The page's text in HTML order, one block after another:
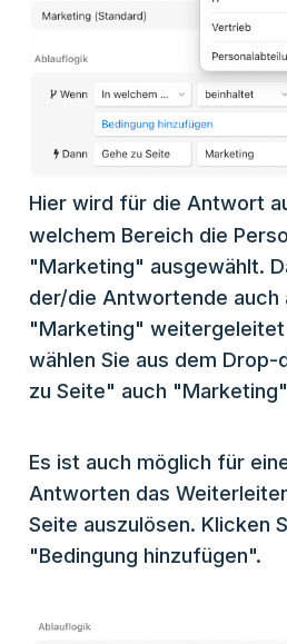
Hier wird für die Antwort
welchem Bereich die
"Marketing" ausgewählt.
der/die Antwortende auch
"Marketing"
wählen Sie aus dem Drop-
zu Seite" auch
Es ist auch möglich für
Antworten das
Seite auszulösen. Klicken
"Bedingung hinzufügen".